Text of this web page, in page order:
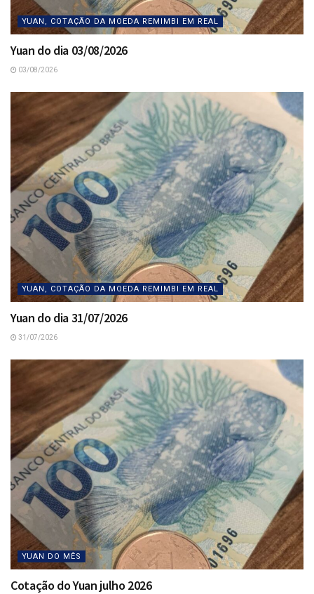
YUAN, COTAÇÃO DA MOEDA REMIMBI EM REAL
Yuan do dia 03/08/2026
03/08/2026
YUAN, COTAÇÃO DA MOEDA REMIMBI EM REAL
Yuan do dia 31/07/2026
31/07/2026
YUAN DO MÊS
Cotação do Yuan julho 2026